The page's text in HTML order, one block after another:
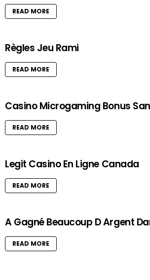
READ MORE
Règles Jeu Rami
READ MORE
Casino Microgaming Bonus
READ MORE
Legit Casino En Ligne Canada
READ MORE
A Gagné Beaucoup D Argent
READ MORE